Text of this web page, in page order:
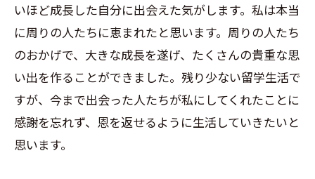
いほど成長した自分に出会えた気がします。私は本当
に周りの人たちに恵まれたと思います。周りの人たち
のおかげで、大きな成長を遂げ、たくさんの貴重な思
い出を作ることができました。残り少ない留学生活で
すが、今まで出会った人たちが私にしてくれたことに
感謝を忘れず、恩を返せるように生活していきたいと
思います。